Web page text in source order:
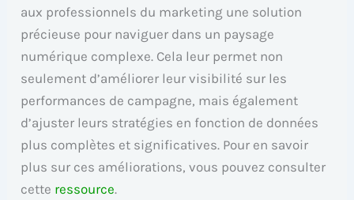
aux professionnels du marketing une solution
précieuse pour naviguer dans un paysage
numérique complexe. Cela leur permet non
seulement d’améliorer leur visibilité sur les
performances de campagne, mais également
d’ajuster leurs stratégies en fonction de données
plus complètes et significatives. Pour en savoir
plus sur ces améliorations, vous pouvez consulter
cette ressource.